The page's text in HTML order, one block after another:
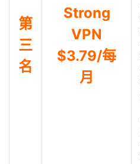
第
三
名
Strong
VPN
$3.79/每
月